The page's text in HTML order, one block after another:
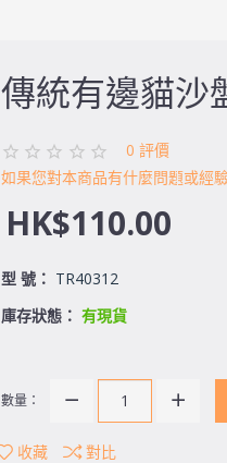
傳統有邊貓沙
0 評價
如果您對本商品有什麼問題或經
HK$110.00
型 號： TR40312
庫存狀態： 有現貨
數量：
收藏 對比